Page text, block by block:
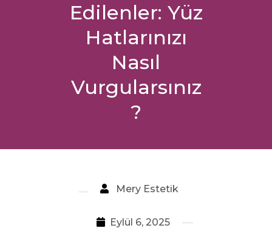
Edilenler: Yüz
Hatlarınızı
Nasıl
Vurgularsınız
?
Mery Estetik
Eylül 6, 2025